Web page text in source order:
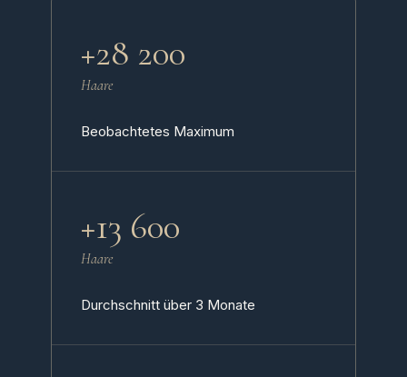
+28 200
Haare
Beobachtetes Maximum
+13 600
Haare
Durchschnitt über 3 Monate